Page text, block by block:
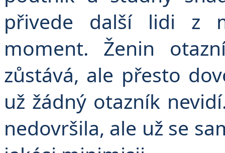
přivede další lidi z
moment. Ženin
zůstává, ale přesto
už žádný otazník
nedovršila, ale už se